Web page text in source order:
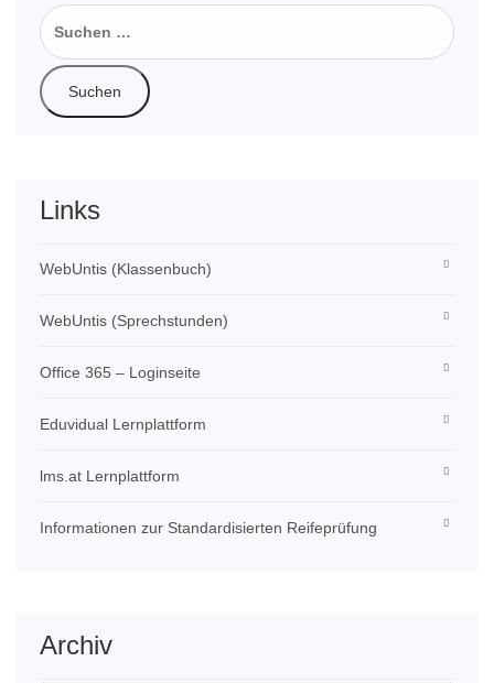
Suchen
nach:
Links
WebUntis (Klassenbuch)
WebUntis (Sprechstunden)
Office 365 – Loginseite
Eduvidual Lernplattform
lms.at Lernplattform
Informationen zur Standardisierten Reifeprüfung
Archiv